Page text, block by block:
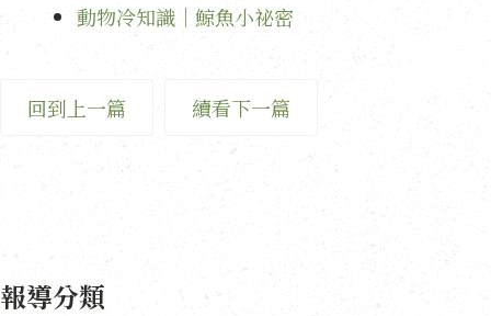
動物冷知識｜鯨魚小祕密
回到上一篇 續看下一篇
報導分類